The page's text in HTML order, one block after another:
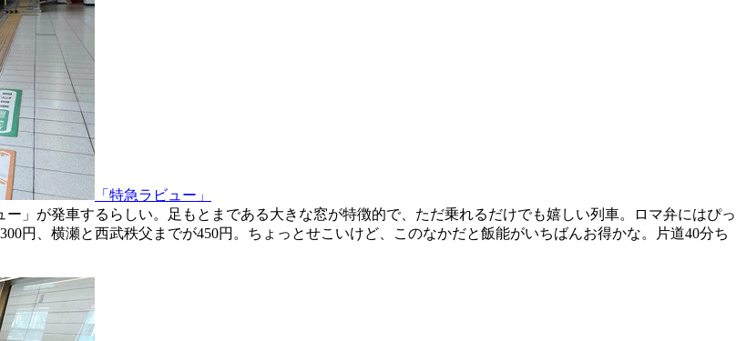
「特急ラビュー」
」が発車するらしい。足もとまである大きな窓が特徴的で、ただ乗れるだけでも嬉しい列車。ロマ弁にはぴっ
円、横瀬と西武秩父までが450円。ちょっとせこいけど、このなかだと飯能がいちばんお得かな。片道40分ち